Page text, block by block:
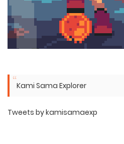
Kami Sama Explorer
Tweets by kamisamaexp